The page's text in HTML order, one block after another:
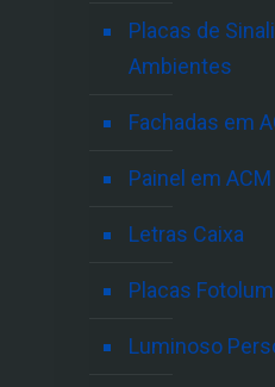
Placas de
Ambientes
Fachadas em
Painel em ACM
Letras Caixa
Placas
Luminoso